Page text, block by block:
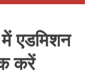
में एडमिशन
करें